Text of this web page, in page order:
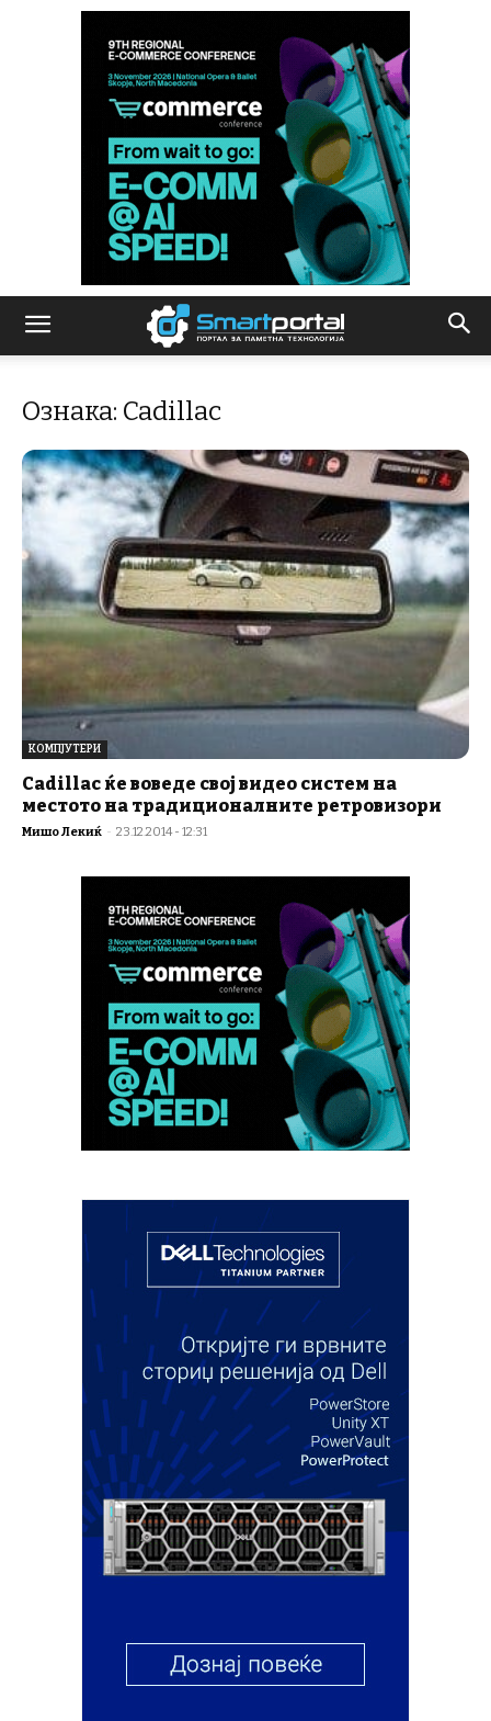
Ознака: Cadillac
КОМПЈУТЕРИ
Cadillac ќе воведе свој видео систем на
местото на традиционалните ретровизори
Мишо Лекиќ - 23.12.2014 - 12:31